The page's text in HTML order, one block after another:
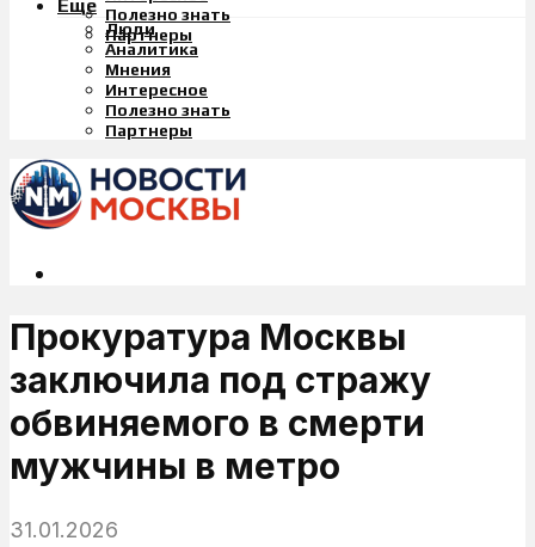
Полезно знать
Партнеры
Еще
Люди
Аналитика
Мнения
Интересное
Полезно знать
Партнеры
Прокуратура Москвы
заключила под стражу
обвиняемого в смерти
мужчины в метро
31.01.2026